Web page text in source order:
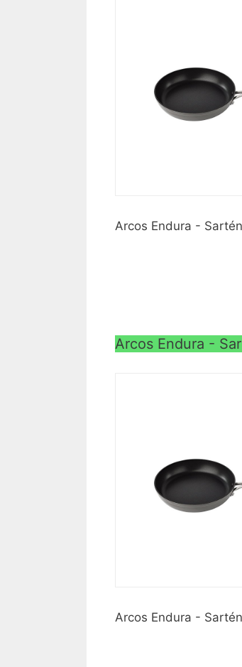
Arcos Endura -
Arcos Endura -
Arcos Endura -